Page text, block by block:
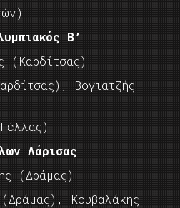
Β’
(Καρδίτσας)
Βογιατζής
Λάρισας
(Δράμας)
Κουβαλάκης